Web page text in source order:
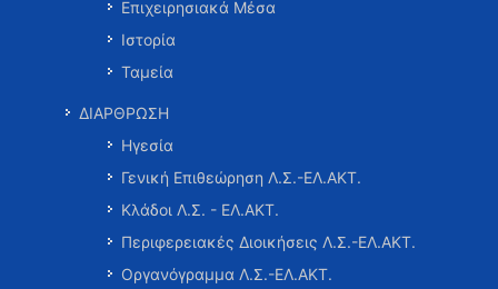
Επιχειρησιακά Μέσα
Ιστορία
Ταμεία
ΔΙΑΡΘΡΩΣΗ
Ηγεσία
Γενική Επιθεώρηση Λ.Σ.-ΕΛ.ΑΚΤ.
Κλάδοι Λ.Σ. - ΕΛ.ΑΚΤ.
Περιφερειακές Διοικήσεις Λ.Σ.-ΕΛ.ΑΚΤ.
Οργανόγραμμα Λ.Σ.-ΕΛ.ΑΚΤ.